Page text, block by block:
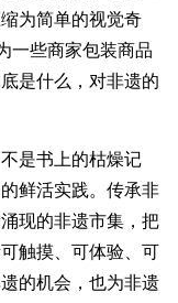
为简单的视觉奇
一些商家包装商品
是什么，对非遗的
是书上的枯燥记
鲜活实践。传承非
现的非遗市集，把
触摸、可体验、可
的机会，也为非遗